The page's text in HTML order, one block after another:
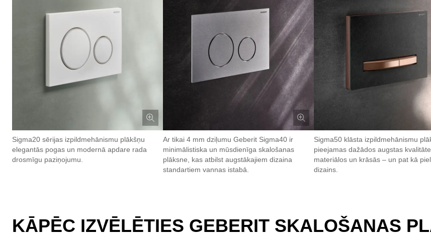
Sigma20 sērijas izpildmehānismu plākšņu
elegantās pogas un modernā apdare rada
drosmīgu paziņojumu.
Ar tikai 4 mm dziļumu Geberit Sigma40 ir
minimālistiska un mūsdienīga skalošanas
plāksne, kas atbilst augstākajiem dizaina
standartiem vannas istabā.
Sigma50 klāsta izpildmehānismu
pieejamas dažādos augstas
materiālos un krāsās – un pat kā
dizains.
KĀPĒC IZVĒLĒTIES GEBERIT SKALOŠANAS